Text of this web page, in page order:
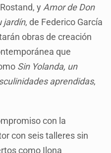
yAmor de Don
jardín, de Federico García
obras de creación
que
Sin Yolanda, un
aprendidas,
con la
con seis talleres sin
como Ilona